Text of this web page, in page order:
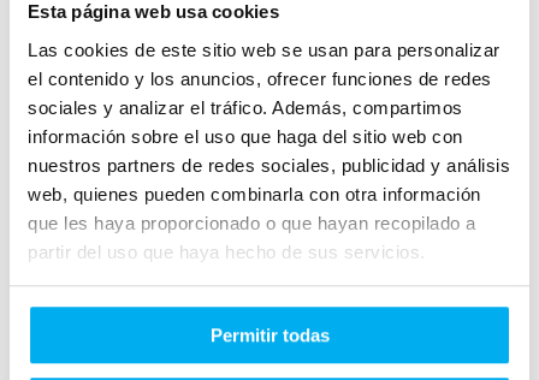
Esta página web usa cookies
Las cookies de este sitio web se usan para personalizar
el contenido y los anuncios, ofrecer funciones de redes
sociales y analizar el tráfico. Además, compartimos
información sobre el uso que haga del sitio web con
nuestros partners de redes sociales, publicidad y análisis
web, quienes pueden combinarla con otra información
que les haya proporcionado o que hayan recopilado a
partir del uso que haya hecho de sus servicios.
Permitir todas